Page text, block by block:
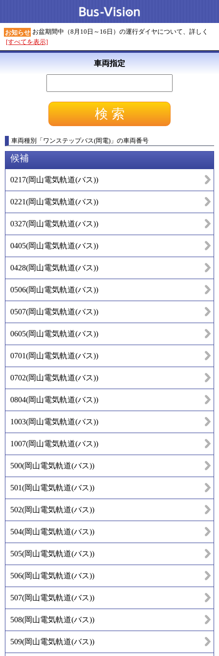
お知らせ お盆期間中（8月10日～16日）の運行ダイヤについて、詳しく
[すべてを表示]
車両指定
車両種別 「ワンステップバス(岡電) 」 の車両番号
候補
0217(岡山電気軌道(バス))
0221(岡山電気軌道(バス))
0327(岡山電気軌道(バス))
0405(岡山電気軌道(バス))
0428(岡山電気軌道(バス))
0506(岡山電気軌道(バス))
0507(岡山電気軌道(バス))
0605(岡山電気軌道(バス))
0701(岡山電気軌道(バス))
0702(岡山電気軌道(バス))
0804(岡山電気軌道(バス))
1003(岡山電気軌道(バス))
1007(岡山電気軌道(バス))
500(岡山電気軌道(バス))
501(岡山電気軌道(バス))
502(岡山電気軌道(バス))
504(岡山電気軌道(バス))
505(岡山電気軌道(バス))
506(岡山電気軌道(バス))
507(岡山電気軌道(バス))
508(岡山電気軌道(バス))
509(岡山電気軌道(バス))